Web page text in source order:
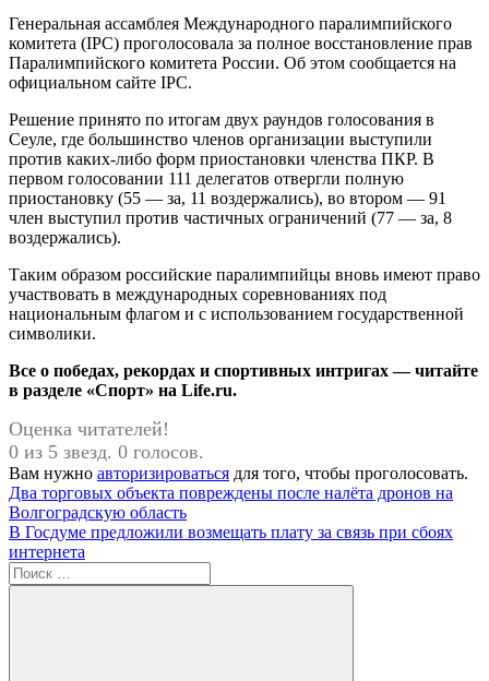
Генеральная ассамблея Международного паралимпийского
комитета (IPC) проголосовала за полное восстановление прав
Паралимпийского комитета России. Об этом сообщается на
официальном сайте IPC.
Решение принято по итогам двух раундов голосования в
Сеуле, где большинство членов организации выступили
против каких-либо форм приостановки членства ПКР. В
первом голосовании 111 делегатов отвергли полную
приостановку (55 — за, 11 воздержались), во втором — 91
член выступил против частичных ограничений (77 — за, 8
воздержались).
Таким образом российские паралимпийцы вновь имеют право
участвовать в международных соревнованиях под
национальным флагом и с использованием государственной
символики.
Все о победах, рекордах и спортивных интригах — читайте
в разделе «Спорт» на Life.ru.
Оценка читателей!
0 из 5 звезд. 0 голосов.
Вам нужно авторизироваться для того, чтобы проголосовать.
Навигация
по
записям
Предыдущая
запись:
Два торговых объекта повреждены после налёта дронов на
Волгоградскую область
Следующая
запись:
В Госдуме предложили возмещать плату за связь при сбоях
интернета
Поиск
для: